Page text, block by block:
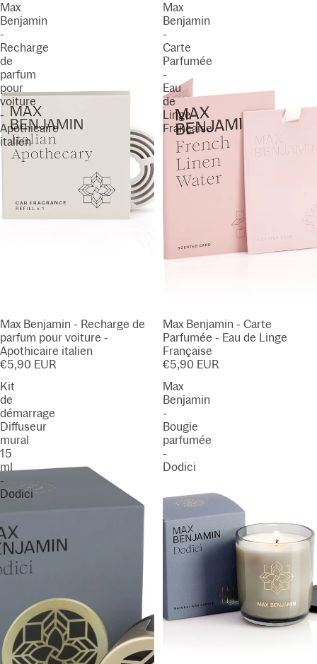
Max
Benjamin
-
Recharge
de
parfum
pour
voiture
-
Apothicaire
italien
Max Benjamin - Recharge de
parfum pour voiture -
Apothicaire italien
€5,90 EUR
Max
Benjamin
-
Carte
Parfumée
-
Eau
de
Linge
Française
Max Benjamin - Carte
Parfumée - Eau de Linge
Française
€5,90 EUR
Kit
de
démarrage
Diffuseur
mural
15
ml
-
Dodici
Max
Benjamin
-
Bougie
parfumée
-
Dodici